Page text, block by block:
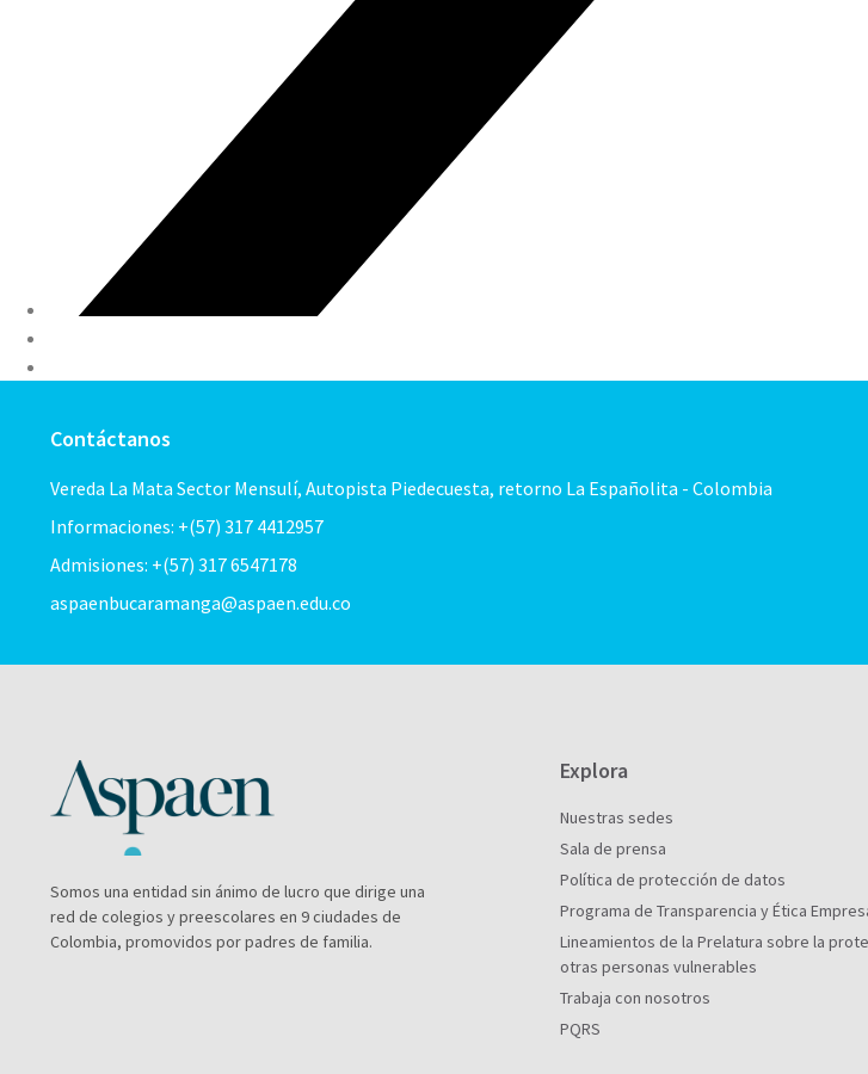
Contáctanos
Vereda La Mata Sector Mensulí, Autopista Piedecuesta, retorno La Españolita - Colombia
Informaciones: +(57) 317 4412957
Admisiones: +(57) 317 6547178
aspaenbucaramanga@aspaen.edu.co
Somos una entidad sin ánimo de lucro que dirige una
red de colegios y preescolares en 9 ciudades de
Colombia, promovidos por padres de familia.
Explora
Nuestras sedes
Sala de prensa
Política de protección de datos
Programa de Transparencia y Ética
Lineamientos de la Prelatura sobre la
otras personas vulnerables
Trabaja con nosotros
PQRS